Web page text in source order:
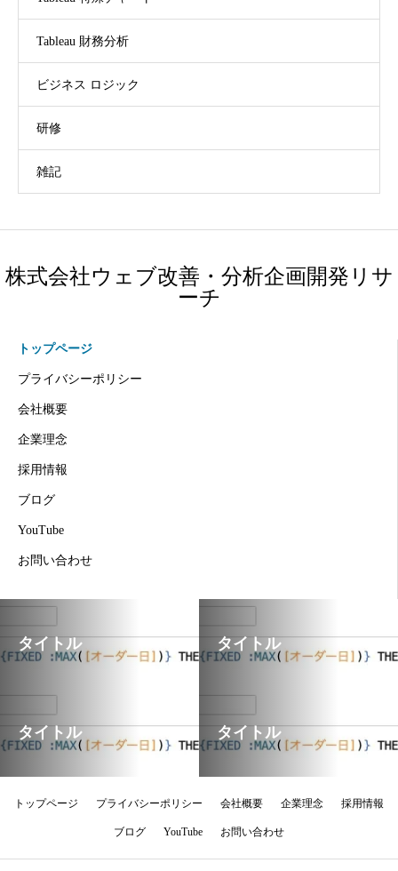
Tableau 財務分析
ビジネス ロジック
研修
雑記
株式会社ウェブ改善・分析企画開発リサ
ーチ
トップページ
プライバシーポリシー
会社概要
企業理念
採用情報
ブログ
YouTube
お問い合わせ
タイトル タイトル
タイトル タイトル
トップページ プライバシーポリシー 会社概要 企業理念 採用情報
ブログ YouTube お問い合わせ